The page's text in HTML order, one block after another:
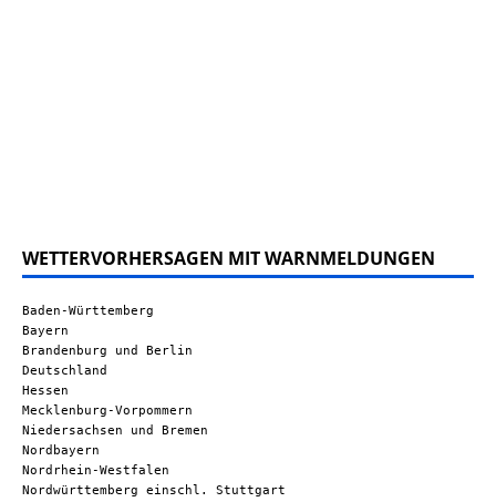
WETTERVORHERSAGEN MIT WARNMELDUNGEN
Baden-Württemberg
Bayern
Brandenburg und Berlin
Deutschland
Hessen
Mecklenburg-Vorpommern
Niedersachsen und Bremen
Nordbayern
Nordrhein-Westfalen
Nordwürttemberg einschl. Stuttgart